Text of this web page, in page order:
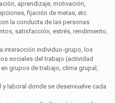
aprendizaje, motivación,
fijación de metas, etc.
la conducta de las personas:
satisfacción, estrés, rendimiento,
interacción individuo-grupo, los
sociales del trabajo (actividad
grupos de trabajo, clima grupal,
laboral donde se desenvuelve cada